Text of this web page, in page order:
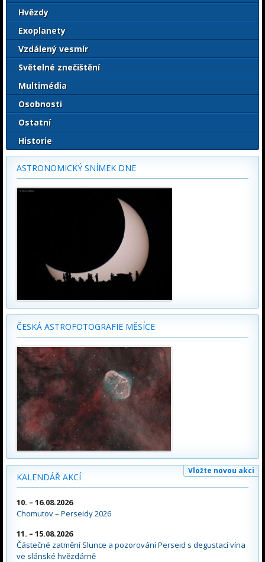
Hvězdy
Exoplanety
Vzdálený vesmír
Světelné znečištění
Multimédia
Osobnosti
Ostatní
Historie
ASTRONOMICKÝ SNÍMEK DNE
ČESKÁ ASTROFOTOGRAFIE MĚSÍCE
KALENDÁŘ AKCÍ
Vložte novou akci
10. – 16.08.2026
Chomutov – Perseidy 2026
11. – 15.08.2026
Částečné zatmění Slunce a pozorování Perseid s degustací vína
ve slánské hvězdárně